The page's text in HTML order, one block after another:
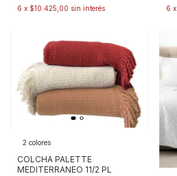
6 x $10.425,00 sin interés
6 x
2 colores
COLCHA PALETTE
MEDITERRANEO 11/2 PL